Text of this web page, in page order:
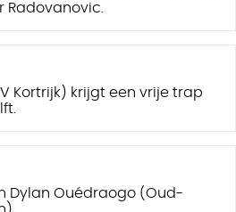
Radovanovic.
Kortrijk) krijgt een vrije trap
Dylan Ouédraogo (Oud-